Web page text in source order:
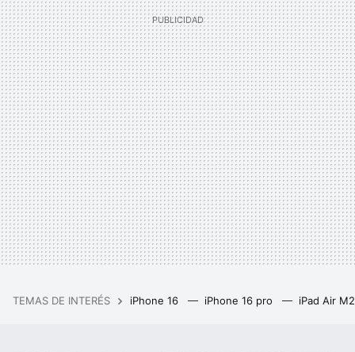
TEMAS DE INTERÉS iPhone 16 iPhone 16 pro iPad Air